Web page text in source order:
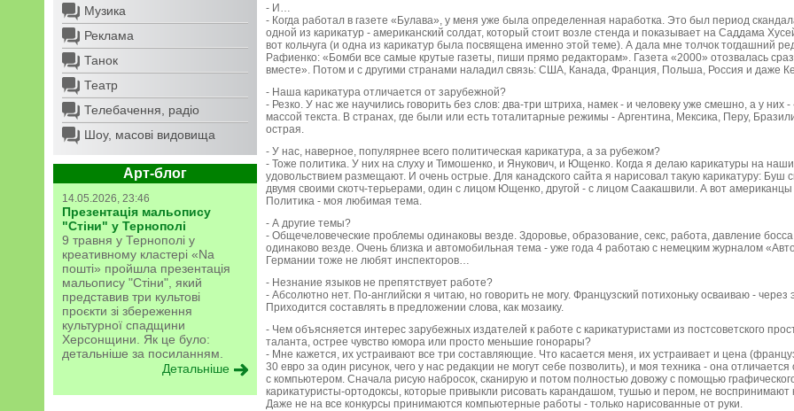
Музика
Реклама
Танок
Театр
Телебачення, радіо
Шоу, масові видовища
Арт-блог
14.05.2026, 23:46
Презентація мальопису
"Стіни" у Тернополі
9 травня у Тернополі у
креативному кластері «Na
пошті» пройшла презентація
мальопису "Стіни", який
представив три культові
проєкти зі збереження
культурної спадщини
Херсонщини. Як це було:
детальніше за посиланням.
Детальніше
- И…
- Когда работал в газете «Булава», у меня уже была определенная наработка. Это был период
одной из карикатур - американский солдат, который стоит возле стенда и показывает на Саддама
вот кольчуга (и одна из карикатур была посвящена именно этой теме). А дала мне толчок тогдашний
Рафиенко: «Бомби все самые крутые газеты, пиши прямо редакторам». Газета «2000» отозвалась
вместе». Потом и с другими странами наладил связь: США, Канада, Франция, Польша, Россия и даже
- Наша карикатура отличается от зарубежной?
- Резко. У нас же научились говорить без слов: два-три штриха, намек - и человеку уже смешно, а у них
массой текста. В странах, где были или есть тоталитарные режимы - Аргентина, Мексика, Перу,
острая.
- У нас, наверное, популярнее всего политическая карикатура, а за рубежом?
- Тоже политика. У них на слуху и Тимошенко, и Янукович, и Ющенко. Когда я делаю карикатуры на
удовольствием размещают. И очень острые. Для канадского сайта я нарисовал такую карикатуру: Буш
двумя своими скотч-терьерами, один с лицом Ющенко, другой - с лицом Саакашвили. А вот американцы
Политика - моя любимая тема.
- А другие темы?
- Общечеловеческие проблемы одинаковы везде. Здоровье, образование, секс, работа, давление
одинаково везде. Очень близка и автомобильная тема - уже года 4 работаю с немецким журналом
Германии тоже не любят инспекторов…
- Незнание языков не препятствует работе?
- Абсолютно нет. По-английски я читаю, но говорить не могу. Французский потихоньку осваиваю - через
Приходится составлять в предложении слова, как мозаику.
- Чем объясняется интерес зарубежных издателей к работе с карикатуристами из постсоветского
таланта, острее чувство юмора или просто меньшие гонорары?
- Мне кажется, их устраивают все три составляющие. Что касается меня, их устраивает и цена
30 евро за один рисунок, чего у нас редакции не могут себе позволить), и моя техника - она
с компьютером. Сначала рисую набросок, сканирую и потом полностью довожу с помощью
карикатуристы-ортодоксы, которые привыкли рисовать карандашом, тушью и пером, не воспринимают
Даже не на все конкурсы принимаются компьютерные работы - только нарисованные от руки.